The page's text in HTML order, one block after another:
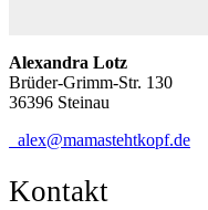
Alexandra Lotz
Brüder-Grimm-Str. 130
36396 Steinau
alex@mamastehtkopf.de
Kontakt